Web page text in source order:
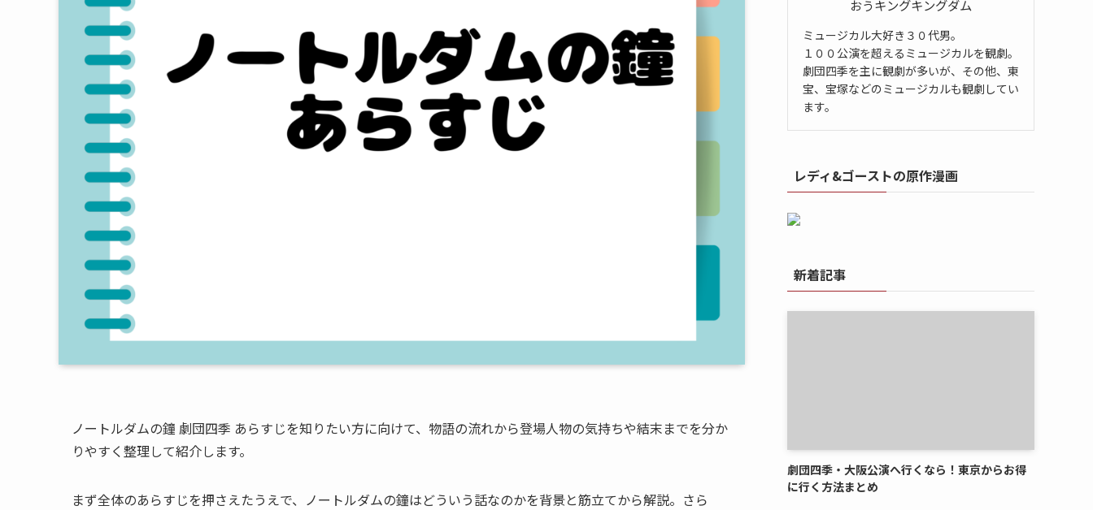
ノートルダムの鐘 劇団四季 あらすじを知りたい方に向けて、物語の流れから登場人物の気持ちや結末までを分か
りやすく整理して紹介します。
まず全体のあらすじを押さえたうえで、ノートルダムの鐘はどういう話なのかを背景と筋立てから解説。さら
おうキングキングダム
ミュージカル大好き３０代男。
１００公演を超えるミュージカルを観劇。
劇団四季を主に観劇が多いが、その他、東
宝、宝塚などのミュージカルも観劇してい
ます。
レディ&ゴーストの原作漫画
新着記事
劇団四季・大阪公演へ行くなら！東京からお得
に行く方法まとめ